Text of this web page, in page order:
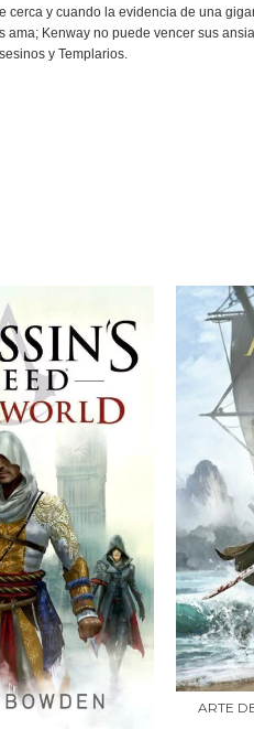
cerca y cuando la evidencia de una
ama; Kenway no puede vencer sus
y Templarios.
ARTE